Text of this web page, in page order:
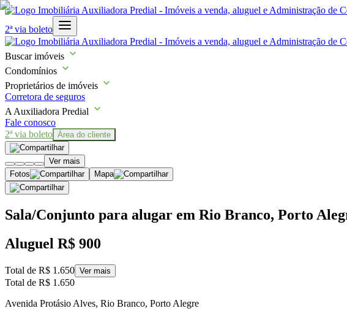
2ª via boleto
Buscar imóveis
Condomínios
Proprietários de imóveis
Corretora de seguros
A Auxiliadora Predial
Fale conosco
2ª via boleto Área do cliente
Ver mais
Fotos
Mapa
Sala/Conjunto para alugar em Rio Branco, Porto
Aluguel R$ 900
Total de R$ 1.650 Ver mais
Total de R$ 1.650
Avenida Protásio Alves, Rio Branco, Porto Alegre